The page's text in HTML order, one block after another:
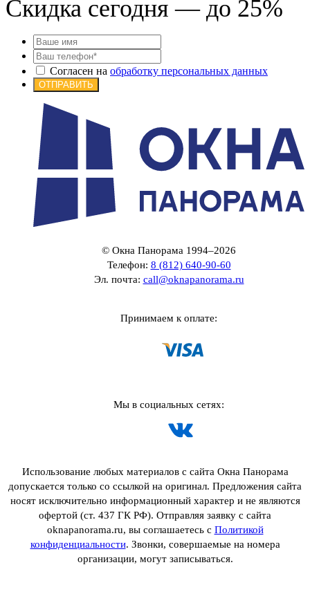
Скидка сегодня — до 25%
Согласен на обработку персональных данных
ОТПРАВИТЬ
© Окна Панорама 1994–2026
Телефон: 8 (812) 640-90-60
Эл. почта: call@oknapanorama.ru
Принимаем к оплате:
Мы в социальных сетях:
Использование любых материалов с сайта Окна Панорама
допускается только со ссылкой на оригинал. Предложения сайта
носят исключительно информационный характер и не являются
офертой (ст. 437 ГК РФ). Отправляя заявку с сайта
oknapanorama.ru, вы соглашаетесь с Политикой
конфиденциальности. Звонки, совершаемые на номера
организации, могут записываться.